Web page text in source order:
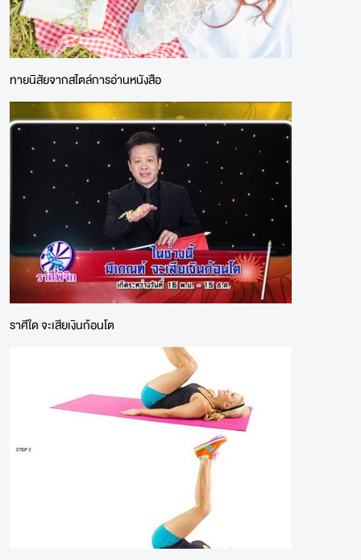
ทายนิสัยจากสไตล์การอ่านหนังสือ
ราศีใด จะเสียเงินก้อนโต